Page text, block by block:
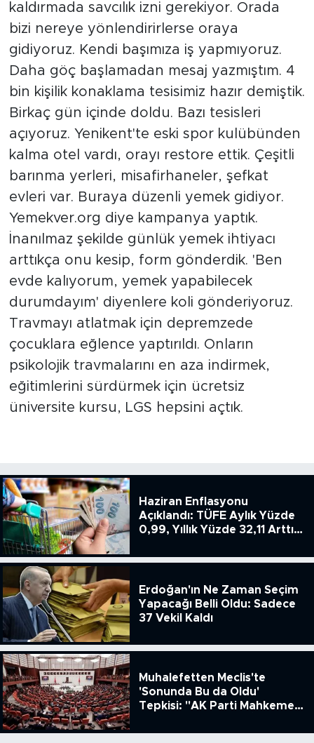
kaldırmada savcılık izni gerekiyor. Orada
bizi nereye yönlendirirlerse oraya
gidiyoruz. Kendi başımıza iş yapmıyoruz.
Daha göç başlamadan mesaj yazmıştım. 4
bin kişilik konaklama tesisimiz hazır demiştik.
Birkaç gün içinde doldu. Bazı tesisleri
açıyoruz. Yenikent'te eski spor kulübünden
kalma otel vardı, orayı restore ettik. Çeşitli
barınma yerleri, misafirhaneler, şefkat
evleri var. Buraya düzenli yemek gidiyor.
Yemekver.org diye kampanya yaptık.
İnanılmaz şekilde günlük yemek ihtiyacı
arttıkça onu kesip, form gönderdik. 'Ben
evde kalıyorum, yemek yapabilecek
durumdayım' diyenlere koli gönderiyoruz.
Travmayı atlatmak için depremzede
çocuklara eğlence yaptırıldı. Onların
psikolojik travmalarını en aza indirmek,
eğitimlerini sürdürmek için ücretsiz
üniversite kursu, LGS hepsini açtık.
Haziran Enflasyonu
Açıklandı: TÜFE Aylık Yüzde
0,99, Yıllık Yüzde 32,11 Arttı,
51.49
Erdoğan'ın Ne Zaman Seçim
Yapacağı Belli Oldu: Sadece
37 Vekil Kaldı
Muhalefetten Meclis'te
'Sonunda Bu da Oldu'
Tepkisi: "AK Parti Mahkeme
Kanun Çıkardı"